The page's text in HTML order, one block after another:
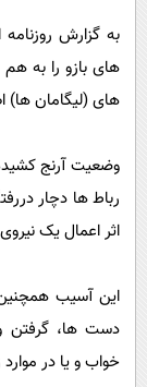
به گزارش
های بازو را به
های (لیگامان ها)
وضعیت آرنج
رباط ها دچار
اثر اعمال یک
این آسیب همچنین
دست ها، گرفتن و
خواب و یا در